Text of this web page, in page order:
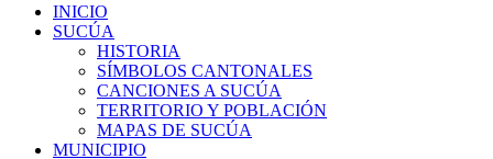
INICIO
SUCÚA
HISTORIA
SÍMBOLOS CANTONALES
CANCIONES A SUCÚA
TERRITORIO Y POBLACIÓN
MAPAS DE SUCÚA
MUNICIPIO